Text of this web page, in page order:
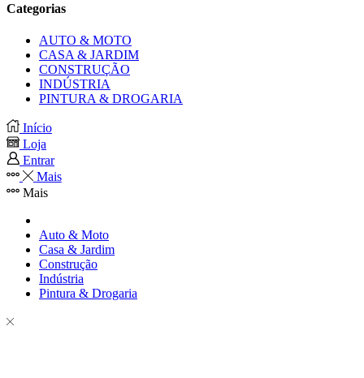
Categorias
AUTO & MOTO
CASA & JARDIM
CONSTRUÇÃO
INDÚSTRIA
PINTURA & DROGARIA
Início
Loja
Entrar
Mais
Mais
Auto & Moto
Casa & Jardim
Construção
Indústria
Pintura & Drogaria